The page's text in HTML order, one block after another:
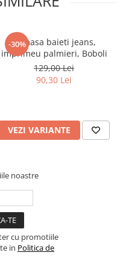
-30%
Camasa baieti jeans,
imprimeu palmieri, Boboli
129,00 Lei
90,30 Lei
VEZI VARIANTE
noastre
cu promotiile
in Politica de